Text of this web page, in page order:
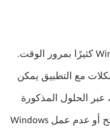
لقد تحسن Windows Security كثيرًا بمرور الوقت.
مع التطبيق يمكن
الحلول المذكورة
أعلاه يمكنك إصلاح عدم فتح أو عدم عمل Windows